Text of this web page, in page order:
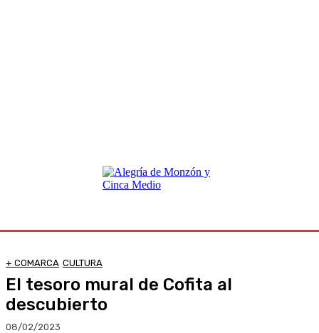
+ COMARCA CULTURA
El tesoro mural de Cofita al
descubierto
08/02/2023